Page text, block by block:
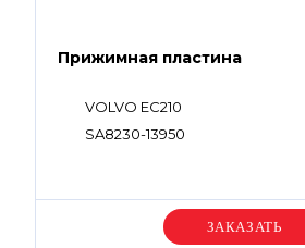
Прижимная пластина
VOLVO EC210
SA8230-13950
Уточняйте цену